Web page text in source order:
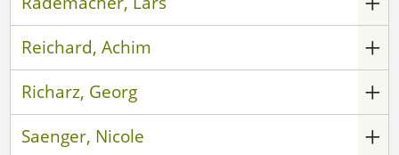
Reichard, Achim
Richarz, Georg
Saenger, Nicole